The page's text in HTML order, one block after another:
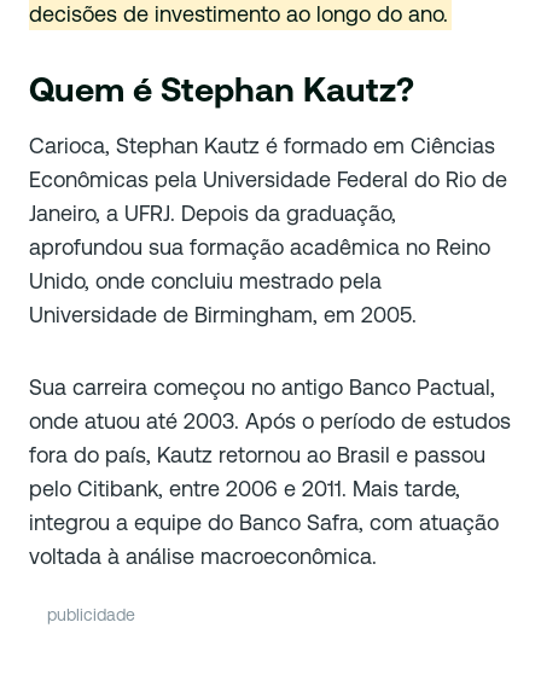
decisões de investimento ao longo do ano.
Quem é Stephan Kautz?
Carioca, Stephan Kautz é formado em Ciências
Econômicas pela Universidade Federal do Rio de
Janeiro, a UFRJ. Depois da graduação,
aprofundou sua formação acadêmica no Reino
Unido, onde concluiu mestrado pela
Universidade de Birmingham, em 2005.
Sua carreira começou no antigo Banco Pactual,
onde atuou até 2003. Após o período de estudos
fora do país, Kautz retornou ao Brasil e passou
pelo Citibank, entre 2006 e 2011. Mais tarde,
integrou a equipe do Banco Safra, com atuação
voltada à análise macroeconômica.
publicidade